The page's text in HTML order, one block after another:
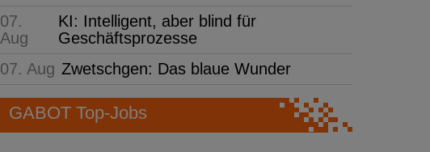
07.
Aug
KI: Intelligent, aber blind für
Geschäftsprozesse
07. Aug Zwetschgen: Das blaue Wunder
GABOT Top-Jobs